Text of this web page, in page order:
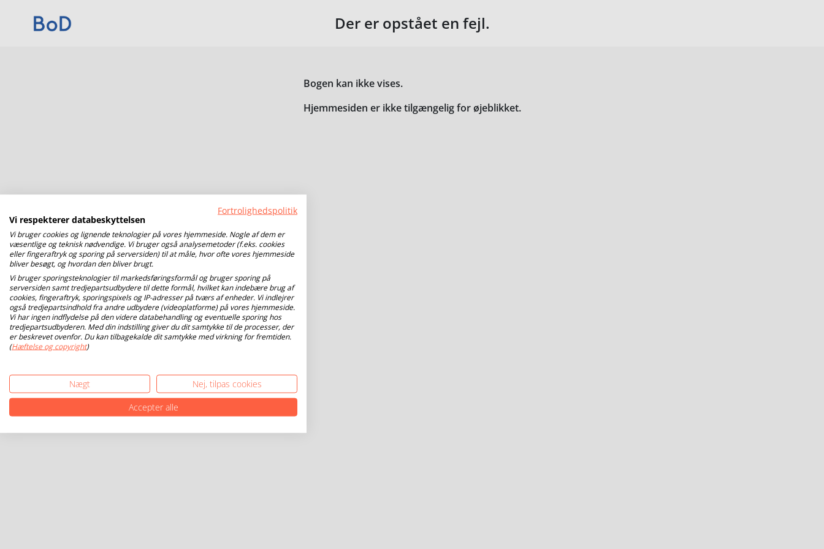
Der er opstået en fejl.
Bogen kan ikke vises.
Hjemmesiden er ikke tilgængelig for øjeblikket.
Fortrolighedspolitik
Vi respekterer databeskyttelsen
Vi bruger cookies og lignende teknologier på vores hjemmeside. Nogle af dem er
væsentlige og teknisk nødvendige. Vi bruger også analysemetoder (f.eks. cookies
eller fingeraftryk og sporing på serversiden) til at måle, hvor ofte vores hjemmeside
bliver besøgt, og hvordan den bliver brugt.
Vi bruger sporingsteknologier til markedsføringsformål og bruger sporing på
serversiden samt tredjepartsudbydere til dette formål, hvilket kan indebære brug af
cookies, fingeraftryk, sporingspixels og IP-adresser på tværs af enheder. Vi indlejrer
også tredjepartsindhold fra andre udbydere (videoplatforme) på vores hjemmeside.
Vi har ingen indflydelse på den videre databehandling og eventuelle sporing hos
tredjepartsudbyderen. Med din indstilling giver du dit samtykke til de processer, der
er beskrevet ovenfor. Du kan tilbagekalde dit samtykke med virkning for fremtiden.
(Hæftelse og copyright)
Nægt
Nej, tilpas cookies
Accepter alle